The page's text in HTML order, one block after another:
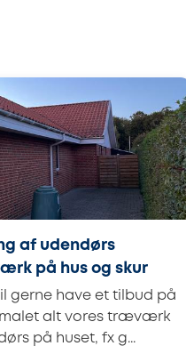
af udendørs
på hus og skur
gerne have et tilbud på
alt vores træværk
på huset, fx g...